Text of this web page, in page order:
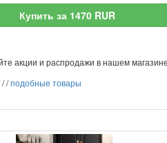
Купить за 1470 RUR
акции и распродажи в нашем
//подобные товары